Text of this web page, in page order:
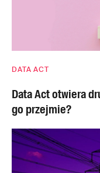
DATA ACT
Data Act otwiera
go przejmie?